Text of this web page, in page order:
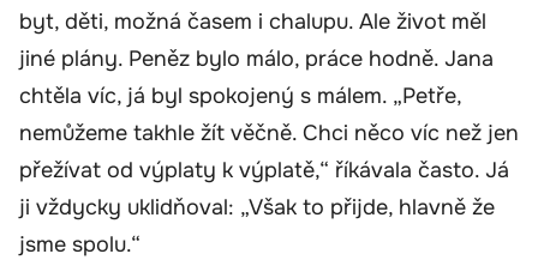
byt, děti, možná časem i chalupu. Ale život měl
jiné plány. Peněz bylo málo, práce hodně. Jana
chtěla víc, já byl spokojený s málem. „Petře,
nemůžeme takhle žít věčně. Chci něco víc než jen
přežívat od výplaty k výplatě,“ říkávala často. Já
ji vždycky uklidňoval: „Však to přijde, hlavně že
jsme spolu.“